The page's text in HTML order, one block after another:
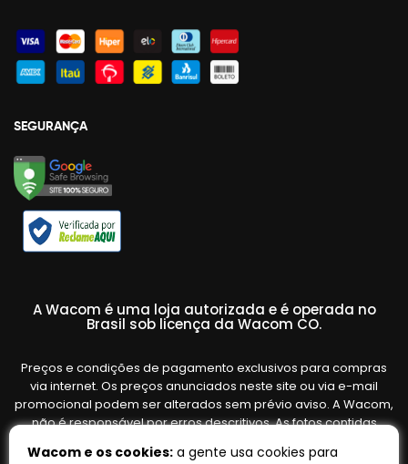
SEGURANÇA
A Wacom é uma loja autorizada e é operada no
Brasil sob licença da Wacom CO.
Preços e condições de pagamento exclusivos para compras
via internet. Os preços anunciados neste site ou via e-mail
promocional podem ser alterados sem prévio aviso. A Wacom,
não é responsável por erros descritivos. As fotos contidas
variar de acordo com o fornecedor/lote do fabricante. Ofertas
Wacom e os cookies: a gente usa cookies para